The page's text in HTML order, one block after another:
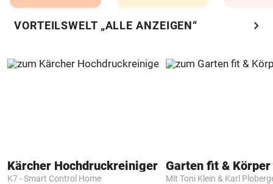
VORTEILSWELT „ALLE ANZEIGEN“ chevron_right
Kärcher Hochdruckreiniger
K7 - Smart Control Home
Garten fit &
Mit Toni Klein & Karl